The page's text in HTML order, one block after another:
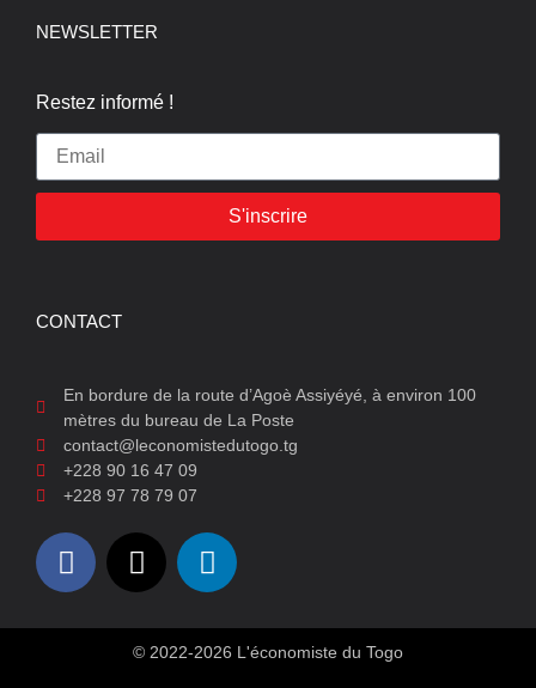
NEWSLETTER
Restez informé !
S'inscrire
CONTACT
En bordure de la route d’Agoè Assiyéyé, à environ 100
mètres du bureau de La Poste
contact@leconomistedutogo.tg
+228 90 16 47 09
+228 97 78 79 07
© 2022-2026 L'économiste du Togo